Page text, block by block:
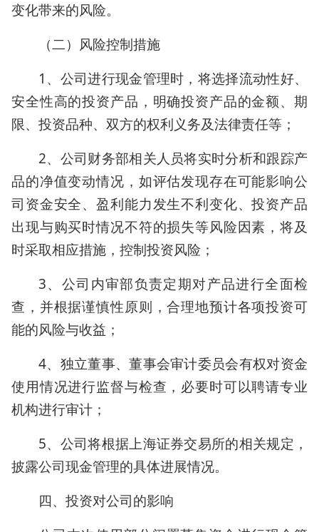
变化带来的风险。
（二）风险控制措施
1、公司进行现金管理时，将选择流动性好、
安全性高的投资产品，明确投资产品的金额、期
限、投资品种、双方的权利义务及法律责任等；
2、公司财务部相关人员将实时分析和跟踪产
品的净值变动情况，如评估发现存在可能影响公
司资金安全、盈利能力发生不利变化、投资产品
出现与购买时情况不符的损失等风险因素，将及
时采取相应措施，控制投资风险；
3、公司内审部负责定期对产品进行全面检
查，并根据谨慎性原则，合理地预计各项投资可
能的风险与收益；
4、独立董事、董事会审计委员会有权对资金
使用情况进行监督与检查，必要时可以聘请专业
机构进行审计；
5、公司将根据上海证券交易所的相关规定，
披露公司现金管理的具体进展情况。
四、投资对公司的影响